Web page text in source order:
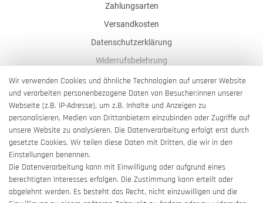
Zahlungsarten
Versandkosten
Datenschutzerklärung
Widerrufsbelehrung
AGB
Impressum
Barrierefreiheitserklärung
Vertrag widerrufen
Wir verwenden Cookies und ähnliche Technologien auf unserer Website
und verarbeiten personenbezogene Daten von Besucher:innen unserer
Webseite (z.B. IP-Adresse), um z.B. Inhalte und Anzeigen zu
personalisieren, Medien von Drittanbietern einzubinden oder Zugriffe auf
unsere Website zu analysieren. Die Datenverarbeitung erfolgt erst durch
gesetzte Cookies. Wir teilen diese Daten mit Dritten, die wir in den
Einstellungen benennen.
Die Datenverarbeitung kann mit Einwilligung oder aufgrund eines
berechtigten Interesses erfolgen. Die Zustimmung kann erteilt oder
abgelehnt werden. Es besteht das Recht, nicht einzuwilligen und die